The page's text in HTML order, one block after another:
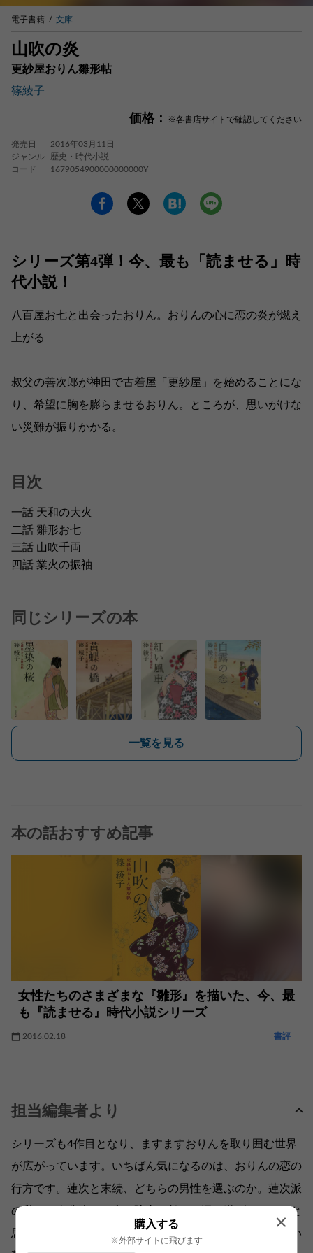
電子書籍 文庫
山吹の炎
更紗屋おりん雛形帖
篠綾子
価格： ※各書店サイトで確認してください
発売日
2016年03月11日
ジャンル
歴史・時代小説
コード
1679054900000000000Y
シリーズ第4弾！今、最も「読ませる」時
代小説！
八百屋お七と出会ったおりん。おりんの心に恋の炎が燃え
上がる
叔父の善次郎が神田で古着屋「更紗屋」を始めることにな
り、希望に胸を膨らませるおりん。ところが、思いがけな
い災難が振りかかる。
目次
一話 天和の大火
二話 雛形お七
三話 山吹千両
四話 業火の振袖
同じシリーズの本
一覧を見る
本の話おすすめ記事
女性たちのさまざまな『雛形』を描いた、今、最
も『読ませる』時代小説シリーズ
2016.02.18 書評
担当編集者より
シリーズも4作目となり、ますますおりんを取り囲む世界
が広がっています。いちばん気になるのは、おりんの恋の
行方です。蓮次と末続、どちらの男性を選ぶのか。蓮次派
の私は、身分違いの恋の障害を越えて添い遂げてほしいと
思いながらも、みなしごだった末続が小さいころから恋い
購入する
※外部サイトに飛びます